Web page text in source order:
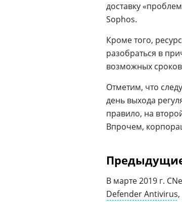
доставку
Sophos.
Кроме того,
разобраться в
возможных
Отметим, что
день выхода
правило, на
Впрочем,
В марте 2019 г.
Defender Antivirus,